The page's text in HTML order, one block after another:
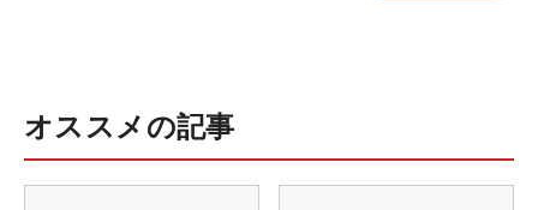
オススメの記事